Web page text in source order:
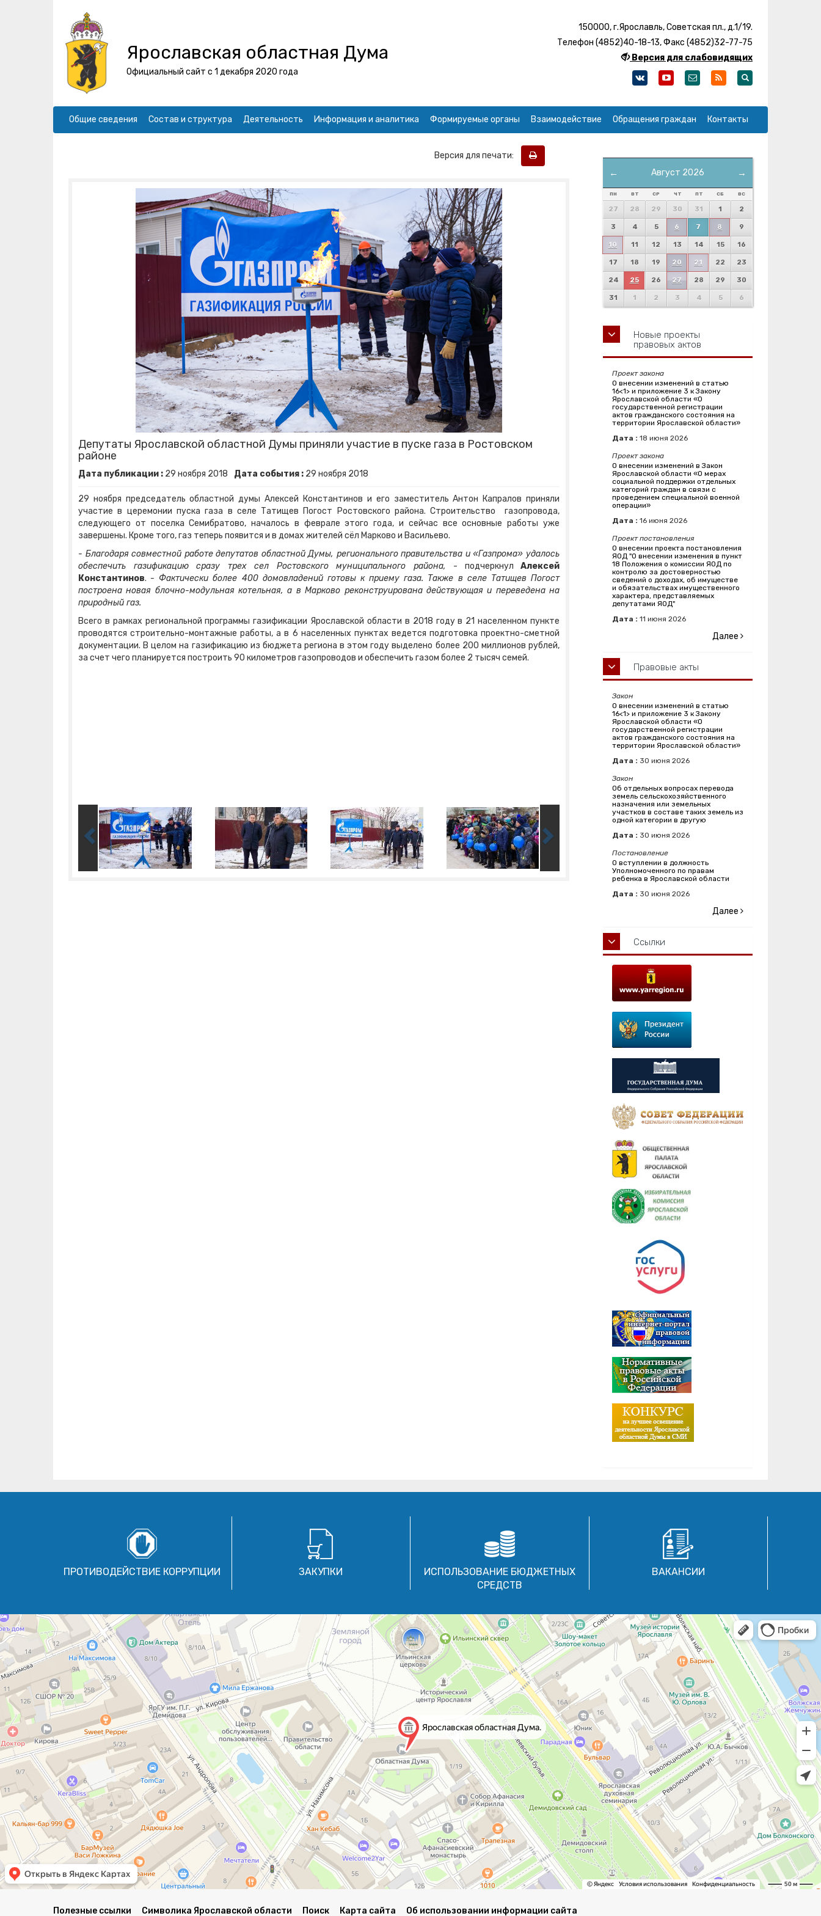
Ярославская областная Дума
Официальный сайт с 1 декабря 2020 года
150000, г.Ярославль, Советская пл., д.1/19.
Телефон (4852)40-18-13, Факс (4852)32-77-75
Версия для слабовидящих
Общие сведения Состав и структура Деятельность Информация и аналитика Формируемые органы Взаимодействие Обращения граждан Контакты
Версия для печати:
Депутаты Ярославской областной Думы приняли участие в пуске газа в Ростовском
районе
Дата публикации : 29 ноября 2018 Дата события : 29 ноября 2018
29 ноября председатель областной думы Алексей Константинов и его заместитель Антон Капралов приняли
участие в церемонии пуска газа в селе Татищев Погост Ростовского района. Строительство газопровода,
следующего от поселка Семибратово, началось в феврале этого года, и сейчас все основные работы уже
завершены. Кроме того, газ теперь появится и в домах жителей сёл Марково и Васильево.
- Благодаря совместной работе депутатов областной Думы, регионального правительства и «Газпрома» удалось
обеспечить газификацию сразу трех сел Ростовского муниципального района, - подчеркнул Алексей
Константинов. - Фактически более 400 домовладений готовы к приему газа. Также в селе Татищев Погост
построена новая блочно-модульная котельная, а в Марково реконструирована действующая и переведена на
природный газ.
Всего в рамках региональной программы газификации Ярославской области в 2018 году в 21 населенном пункте
проводятся строительно-монтажные работы, а в 6 населенных пунктах ведется подготовка проектно-сметной
документации. В целом на газификацию из бюджета региона в этом году выделено более 200 миллионов рублей,
за счет чего планируется построить 90 километров газопроводов и обеспечить газом более 2 тысяч семей.
← →
Август 2026
ПН ВТ СР ЧТ ПТ СБ ВС
27 28 29 30 31 1 2
3 4 5 6 7 8 9
10 11 12 13 14 15 16
17 18 19 20 21 22 23
24 25 26 27 28 29 30
31 1 2 3 4 5 6
Новые проекты
правовых актов
Проект закона
О внесении изменений в статью
16<1> и приложение 3 к Закону
Ярославской области «О
государственной регистрации
актов гражданского состояния на
территории Ярославской области»
Дата : 18 июня 2026
Проект закона
О внесении изменений в Закон
Ярославской области «О мерах
социальной поддержки отдельных
категорий граждан в связи с
проведением специальной военной
операции»
Дата : 16 июня 2026
Проект постановления
О внесении проекта постановления
ЯОД "О внесении изменения в пункт
18 Положения о комиссии ЯОД по
контролю за достоверностью
сведений о доходах, об имуществе
и обязательствах имущественного
характера, представляемых
депутатами ЯОД"
Дата : 11 июня 2026
Далее
Правовые акты
Закон
О внесении изменений в статью
16<1> и приложение 3 к Закону
Ярославской области «О
государственной регистрации
актов гражданского состояния на
территории Ярославской области»
Дата : 30 июня 2026
Закон
Об отдельных вопросах перевода
земель сельскохозяйственного
назначения или земельных
участков в составе таких земель из
одной категории в другую
Дата : 30 июня 2026
Постановление
О вступлении в должность
Уполномоченного по правам
ребенка в Ярославской области
Дата : 30 июня 2026
Далее
Ссылки
ПРОТИВОДЕЙСТВИЕ КОРРУПЦИИ ЗАКУПКИ
ИСПОЛЬЗОВАНИЕ БЮДЖЕТНЫХ
СРЕДСТВ
ВАКАНСИИ
Полезные ссылки Символика Ярославской области Поиск Карта сайта Об использовании информации сайта